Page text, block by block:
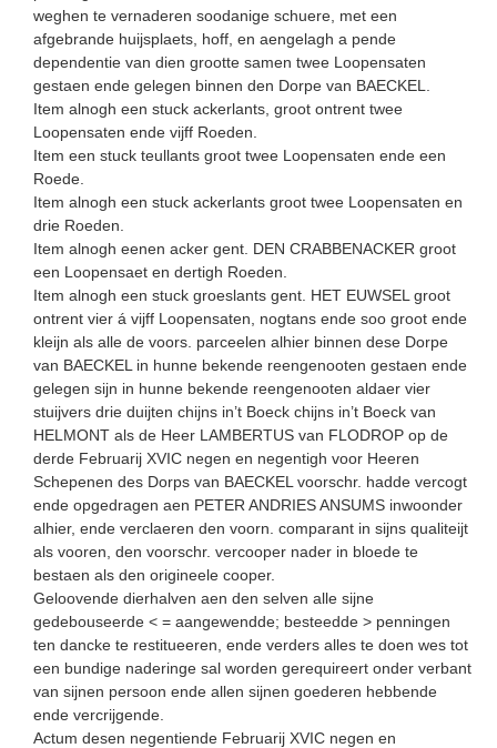
weghen te vernaderen soodanige schuere, met een
afgebrande huijsplaets, hoff, en aengelagh a pende
dependentie van dien grootte samen twee Loopensaten
gestaen ende gelegen binnen den Dorpe van BAECKEL.
Item alnogh een stuck ackerlants, groot ontrent twee
Loopensaten ende vijff Roeden.
Item een stuck teullants groot twee Loopensaten ende een
Roede.
Item alnogh een stuck ackerlants groot twee Loopensaten en
drie Roeden.
Item alnogh eenen acker gent. DEN CRABBENACKER groot
een Loopensaet en dertigh Roeden.
Item alnogh een stuck groeslants gent. HET EUWSEL groot
ontrent vier á vijff Loopensaten, nogtans ende soo groot ende
kleijn als alle de voors. parceelen alhier binnen dese Dorpe
van BAECKEL in hunne bekende reengenooten gestaen ende
gelegen sijn in hunne bekende reengenooten aldaer vier
stuijvers drie duijten chijns in’t Boeck chijns in’t Boeck van
HELMONT als de Heer LAMBERTUS van FLODROP op de
derde Februarij XVIC negen en negentigh voor Heeren
Schepenen des Dorps van BAECKEL voorschr. hadde vercogt
ende opgedragen aen PETER ANDRIES ANSUMS inwoonder
alhier, ende verclaeren den voorn. comparant in sijns qualiteijt
als vooren, den voorschr. vercooper nader in bloede te
bestaen als den origineele cooper.
Geloovende dierhalven aen den selven alle sijne
gedebouseerde < = aangewendde; besteedde > penningen
ten dancke te restitueeren, ende verders alles te doen wes tot
een bundige naderinge sal worden gerequireert onder verbant
van sijnen persoon ende allen sijnen goederen hebbende
ende vercrijgende.
Actum desen negentiende Februarij XVIC negen en